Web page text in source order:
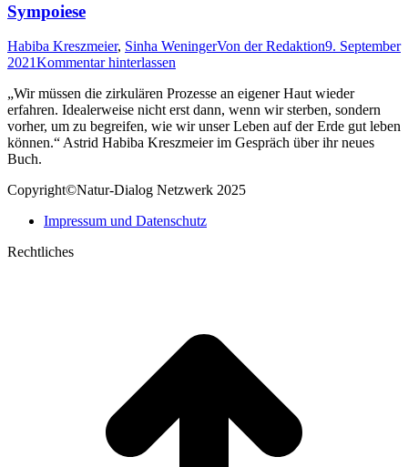
Sympoiese
Habiba Kreszmeier, Sinha WeningerVon der Redaktion9. September
2021Kommentar hinterlassen
„Wir müssen die zirkulären Prozesse an eigener Haut wieder
erfahren. Idealerweise nicht erst dann, wenn wir sterben, sondern
vorher, um zu begreifen, wie wir unser Leben auf der Erde gut leben
können.“ Astrid Habiba Kreszmeier im Gespräch über ihr neues
Buch.
Copyright©Natur-Dialog Netzwerk 2025
Impressum und Datenschutz
Rechtliches